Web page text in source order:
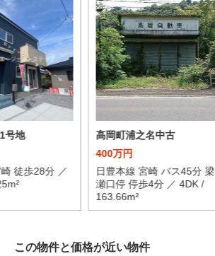
号地
徒歩28分 ／
高岡町浦之名中古
400万円
日豊本線 宮崎 バス45分 梁
瀬口停 停歩4分 ／ 4DK /
163.66m²
この物件と価格が近い物件